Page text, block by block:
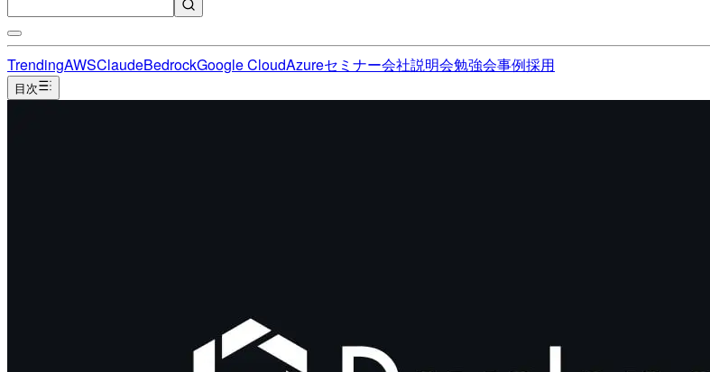
TrendingAWSClaudeBedrockGoogle CloudAzureセミナー会社説明会勉強会事例採用
目次